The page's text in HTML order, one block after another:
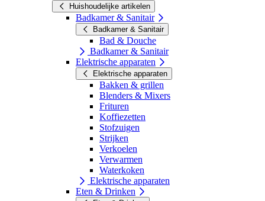
Huishoudelijke artikelen
Badkamer & Sanitair
Badkamer & Sanitair
Bad & Douche
Badkamer & Sanitair
Elektrische apparaten
Elektrische apparaten
Bakken & grillen
Blenders & Mixers
Frituren
Koffiezetten
Stofzuigen
Strijken
Verkoelen
Verwarmen
Waterkoken
Elektrische apparaten
Eten & Drinken